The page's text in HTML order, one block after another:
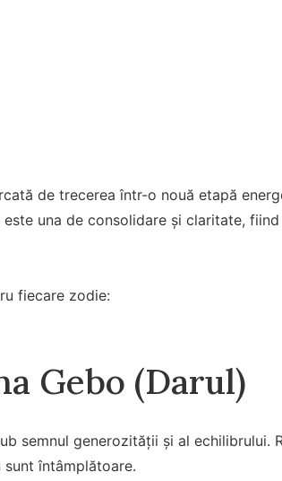
de trecerea într-o nouă etapă
una de consolidare și claritate,
fiecare zodie:
Gebo (Darul)
semnul generozității și al echilibrului.
întâmplătoare.